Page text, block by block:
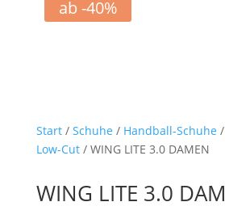
ab -40%
Start/ Schuhe / Handball-Schuhe /
Low-Cut/ WING LITE 3.0 DAMEN
WING LITE 3.0